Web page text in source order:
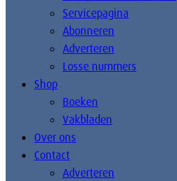
Servicepagina
Abonneren
Adverteren
Losse nummers
Shop
Boeken
Vakbladen
Over ons
Contact
Adverteren